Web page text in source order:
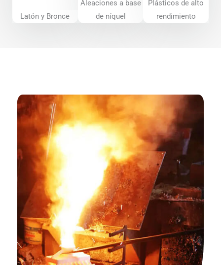
Latón y Bronce
Aleaciones a base
de níquel
Plásticos de alto
rendimiento